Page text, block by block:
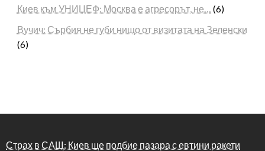
Киев към УНИЦЕФ: Москва е агресорът, не… (6)
Вучич: Сърбия не губи нищо от визитата на Зеленски
(6)
Страх в САЩ: Киев ще подбие пазара с евтини ракети